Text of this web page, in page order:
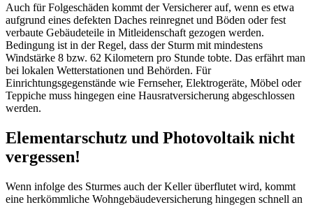
Auch für Folgeschäden kommt der Versicherer auf, wenn es etwa
aufgrund eines defekten Daches reinregnet und Böden oder fest
verbaute Gebäudeteile in Mitleidenschaft gezogen werden.
Bedingung ist in der Regel, dass der Sturm mit mindestens
Windstärke 8 bzw. 62 Kilometern pro Stunde tobte. Das erfährt man
bei lokalen Wetterstationen und Behörden. Für
Einrichtungsgegenstände wie Fernseher, Elektrogeräte, Möbel oder
Teppiche muss hingegen eine Hausratversicherung abgeschlossen
werden.
Elementarschutz und Photovoltaik nicht
vergessen!
Wenn infolge des Sturmes auch der Keller überflutet wird, kommt
eine herkömmliche Wohngebäudeversicherung hingegen schnell an